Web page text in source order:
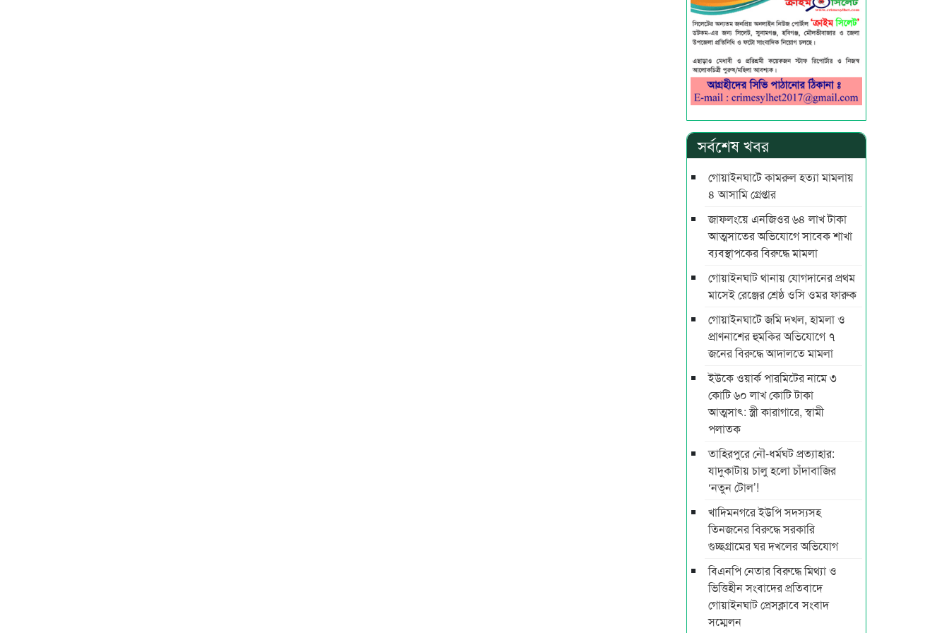
সর্বশেষ খবর
গোয়াইনঘাটে কামরুল হত্যা মামলায়
৪ আসামি গ্রেপ্তার
জাফলংয়ে এনজিওর ৬৪ লাখ টাকা
আত্মসাতের অভিযোগে সাবেক শাখা
ব্যবস্থাপকের বিরুদ্ধে মামলা
গোয়াইনঘাট থানায় যোগদানের প্রথম
মাসেই রেঞ্জের শ্রেষ্ঠ ওসি ওমর ফারুক
গোয়াইনঘাটে জমি দখল, হামলা ও
প্রাণনাশের হুমকির অভিযোগে ৭
জনের বিরুদ্ধে আদালতে মামলা
ইউকে ওয়ার্ক পারমিটের নামে ৩
কোটি ৬০ লাখ কোটি টাকা
আত্মসাৎ: স্ত্রী কারাগারে, স্বামী
পলাতক
তাহিরপুরে নৌ-ধর্মঘট প্রত্যাহার:
যাদুকাটায় চালু হলো চাঁদাবাজির
‘নতুন টোল’!
খাদিমনগরে ইউপি সদস্যসহ
তিনজনের বিরুদ্ধে সরকারি
গুচ্ছগ্রামের ঘর দখলের অভিযোগ
বিএনপি নেতার বিরুদ্ধে মিথ্যা ও
ভিত্তিহীন সংবাদের প্রতিবাদে
গোয়াইনঘাট প্রেসক্লাবে সংবাদ
সম্মেলন